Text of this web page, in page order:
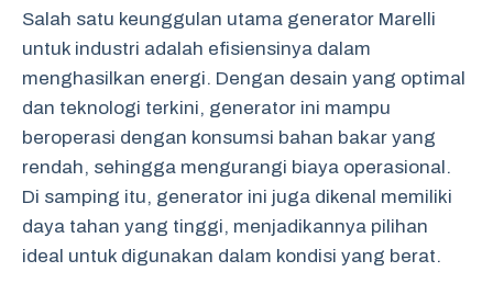
Salah satu keunggulan utama generator Marelli
untuk industri adalah efisiensinya dalam
menghasilkan energi. Dengan desain yang optimal
dan teknologi terkini, generator ini mampu
beroperasi dengan konsumsi bahan bakar yang
rendah, sehingga mengurangi biaya operasional.
Di samping itu, generator ini juga dikenal memiliki
daya tahan yang tinggi, menjadikannya pilihan
ideal untuk digunakan dalam kondisi yang berat.